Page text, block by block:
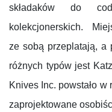
składaków do
kolekcjonerskich.
ze sobą przeplatają, a
różnych typów jest
Knives Inc. powstało
zaprojektowane